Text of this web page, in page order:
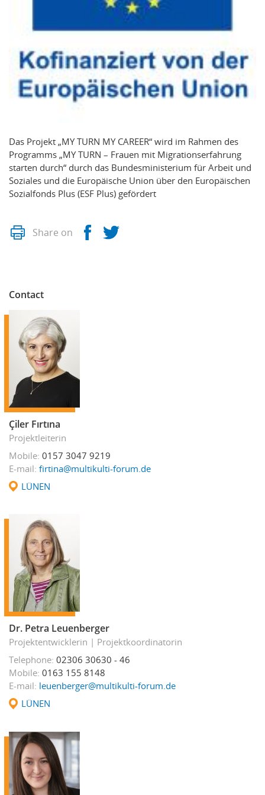
Das Projekt „MY TURN MY CAREER“ wird im Rahmen des
Programms „MY TURN – Frauen mit Migrationserfahrung
starten durch“ durch das Bundesministerium für Arbeit und
Soziales und die Europäische Union über den Europäischen
Sozialfonds Plus (ESF Plus) gefördert
Print
Share on Facebook
Contact
Çiler Fırtına
Projektleiterin
Mobile 0157 3047 9219
E-mail firtina@multikulti-forum.de
LÜNEN
Dr. Petra Leuenberger
Projektentwicklerin
Projektkoordinatorin
Telephone 02306 30630 - 46
Mobile 0163 155 8148
E-mail leuenberger@multikulti-forum.de
LÜNEN